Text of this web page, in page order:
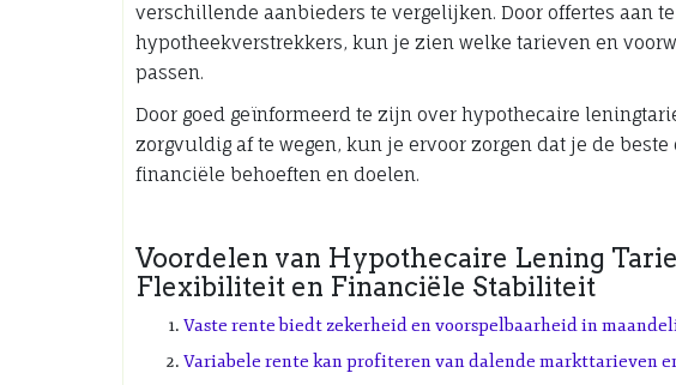
verschillende aanbieders te vergelijken. Door offertes aan
hypotheekverstrekkers, kun je zien welke tarieven en
passen.
Door goed geïnformeerd te zijn over hypothecaire
zorgvuldig af te wegen, kun je ervoor zorgen dat je de
financiële behoeften en doelen.
Voordelen van Hypothecaire Lening
Flexibiliteit en Financiële Stabiliteit
Vaste rente biedt zekerheid en voorspelbaarheid in
Variabele rente kan profiteren van dalende markttarieven